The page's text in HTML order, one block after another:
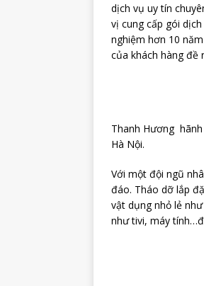
dịch vụ uy tín
vị cung cấp gói
nghiệm hơn 10
của khách hàng đề
Thanh Hương
Hà Nội.
Với một đội ngũ
đáo. Tháo dỡ lắp
vật dụng nhỏ lẻ
như tivi, máy